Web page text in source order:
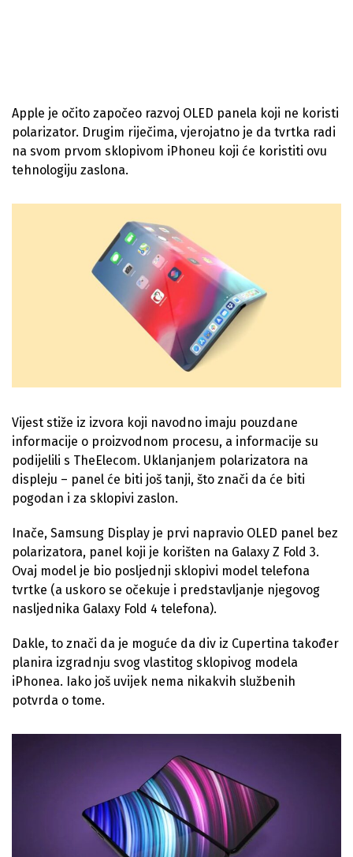
Apple je očito započeo razvoj OLED panela koji ne koristi
polarizator. Drugim riječima, vjerojatno je da tvrtka radi
na svom prvom sklopivom iPhoneu koji će koristiti ovu
tehnologiju zaslona.
Vijest stiže iz izvora koji navodno imaju pouzdane
informacije o proizvodnom procesu, a informacije su
podijelili s TheElecom. Uklanjanjem polarizatora na
displeju – panel će biti još tanji, što znači da će biti
pogodan i za sklopivi zaslon.
Inače, Samsung Display je prvi napravio OLED panel bez
polarizatora, panel koji je korišten na Galaxy Z Fold 3.
Ovaj model je bio posljednji sklopivi model telefona
tvrtke (a uskoro se očekuje i predstavljanje njegovog
nasljednika Galaxy Fold 4 telefona).
Dakle, to znači da je moguće da div iz Cupertina također
planira izgradnju svog vlastitog sklopivog modela
iPhonea. Iako još uvijek nema nikakvih službenih
potvrda o tome.